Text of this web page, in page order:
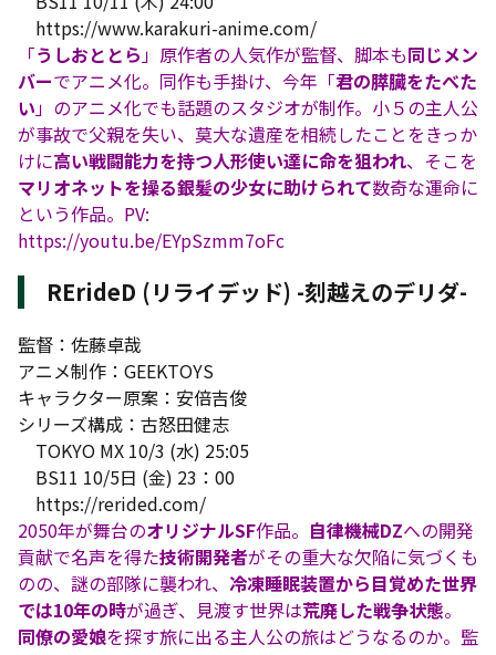
https://www.karakuri-anime.com/
「うしおととら」原作者の人気作が監督、脚本も同じメン
バーでアニメ化。同作も手掛け、今年「君の膵臓をたべた
い」のアニメ化でも話題のスタジオが制作。小５の主人公
が事故で父親を失い、莫大な遺産を相続したことをきっか
けに高い戦闘能力を持つ人形使い達に命を狙われ、そこを
マリオネットを操る銀髪の少女に助けられて数奇な運命に
という作品。PV:
https://youtu.be/EYpSzmm7oFc
RErideD (リライデッド) -刻越えのデリダ-
監督：佐藤卓哉
アニメ制作：GEEKTOYS
キャラクター原案：安倍吉俊
シリーズ構成：古怒田健志
TOKYO MX 10/3 (水) 25:05
BS11 10/5日 (金) 23：00
https://rerided.com/
2050年が舞台のオリジナルSF作品。 自律機械DZへの開発
貢献で名声を得た技術開発者がその重大な欠陥に気づくも
のの、謎の部隊に襲われ、 冷凍睡眠装置から目覚めた世界
では10年の時が過ぎ、見渡す世界は荒廃した戦争状態。
同僚の愛娘を探す旅に出る主人公の旅はどうなるのか。監